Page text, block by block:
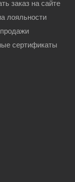
заказ на сайте
лояльности
сертификаты